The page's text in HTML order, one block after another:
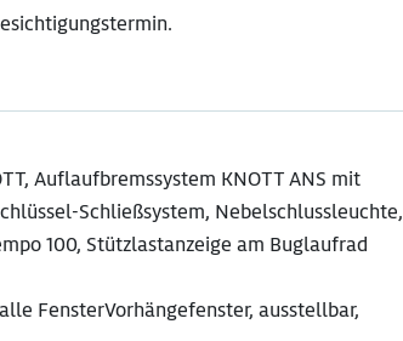
Auflaufbremssystem KNOTT ANS mit
Schließsystem, Nebelschlussleuchte,
100, Stützlastanzeige am Buglaufrad
FensterVorhängefenster, ausstellbar,